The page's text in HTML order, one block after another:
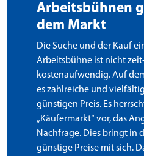
Arbeitsbühnen
dem Markt
Die Suche und der Kauf
Arbeitsbühne ist nicht
kostenaufwendig. Auf
es zahlreiche und
günstigen Preis. Es
„Käufermarkt“ vor, das
Nachfrage. Dies bringt in
günstige Preise mit sich.